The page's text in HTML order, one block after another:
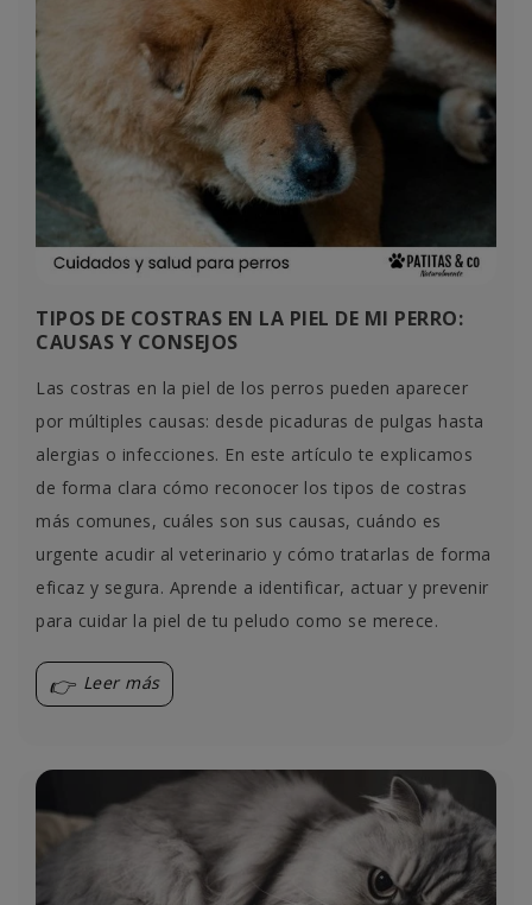
TIPOS DE COSTRAS EN LA PIEL DE MI PERRO:
CAUSAS Y CONSEJOS
Las costras en la piel de los perros pueden aparecer
por múltiples causas: desde picaduras de pulgas hasta
alergias o infecciones. En este artículo te explicamos
de forma clara cómo reconocer los tipos de costras
más comunes, cuáles son sus causas, cuándo es
urgente acudir al veterinario y cómo tratarlas de forma
eficaz y segura. Aprende a identificar, actuar y prevenir
para cuidar la piel de tu peludo como se merece.
Leer más